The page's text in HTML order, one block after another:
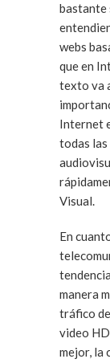
bastante
webs
que en
texto va
Internet
todas
Visual.
En
manera
tráfico
video
mejor, la